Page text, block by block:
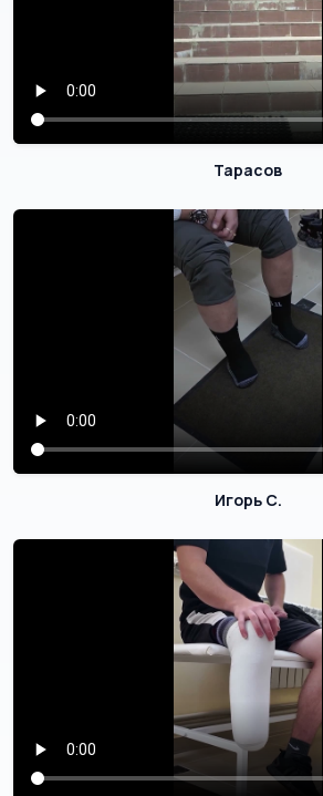
Тарасов
Игорь С.